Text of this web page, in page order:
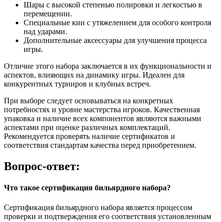
Шары с высокой степенью полировки и легкостью в
перемещении.
Специальные кии с утяжелением для особого контроля
над ударами.
Дополнительные аксессуары для улучшения процесса
игры.
Отличие этого набора заключается в их функциональности и
аспектов, влияющих на динамику игры. Идеален для
конкурентных турниров и клубных встреч.
При выборе следует основываться на конкретных
потребностях и уровне мастерства игроков. Качественная
упаковка и наличие всех компонентов являются важными
аспектами при оценке различных комплектаций.
Рекомендуется проверять наличие сертификатов и
соответствия стандартам качества перед приобретением.
Вопрос-ответ:
Что такое сертификация бильярдного набора?
Сертификация бильярдного набора является процессом
проверки и подтверждения его соответствия установленным